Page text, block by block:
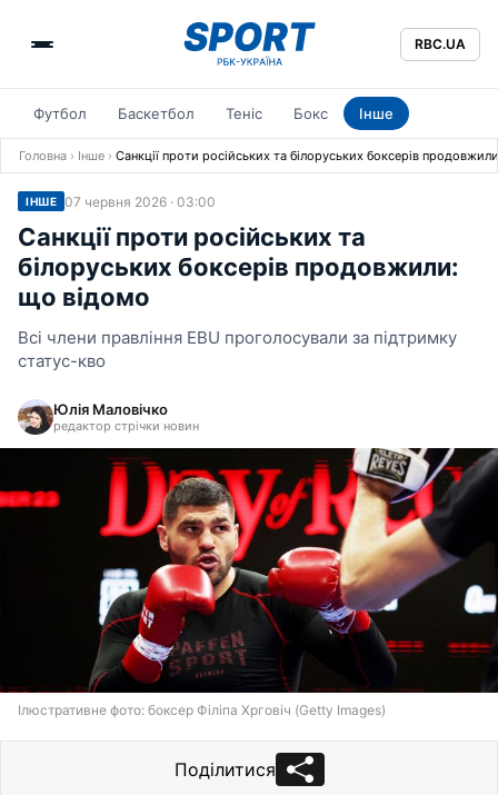
RBC.UA
Футбол Баскетбол Теніс Бокс Інше
Головна › Інше › Санкції проти російських та білоруських боксерів
ІНШЕ 07 червня 2026 · 03:00
Санкції проти російських та
білоруських боксерів продовжили:
що відомо
Всі члени правління EBU проголосували за підтримку
статус-кво
Юлія Маловічко
редактор стрічки новин
Ілюстративне фото: боксер Філіпа Хрговіч (Getty Images)
Поділитися